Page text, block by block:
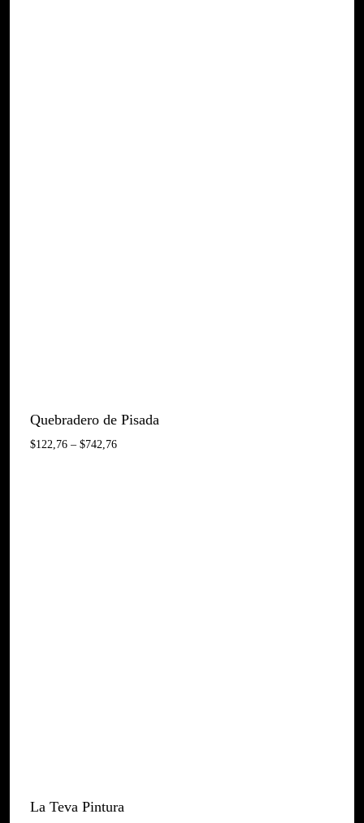
Quebradero de Pisada
$122,76 – $742,76Interval
La Teva Pintura